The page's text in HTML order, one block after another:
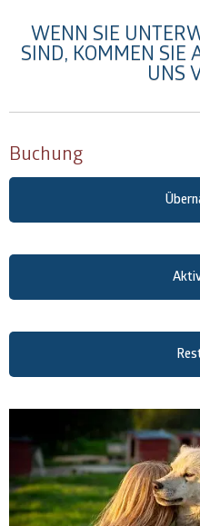
WENN SIE
SIND, KOMMEN SIE
UNS
Buchung